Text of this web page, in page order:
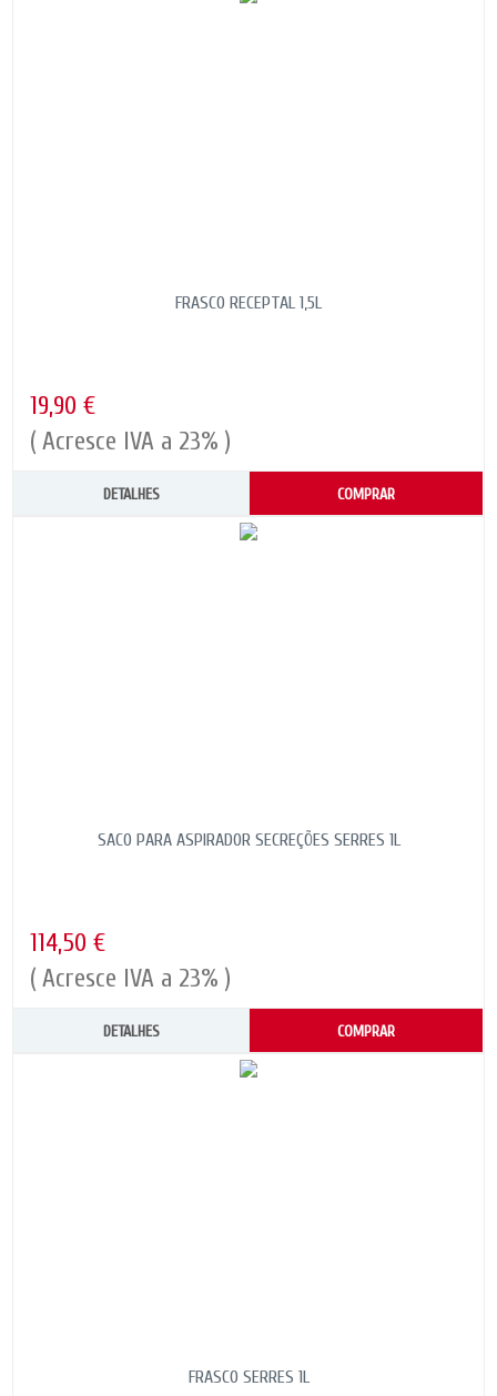
FRASCO RECEPTAL 1,5L
19,90 €
( Acresce IVA a 23% )
DETALHES COMPRAR
SACO PARA ASPIRADOR SECREÇÕES SERRES 1L
114,50 €
( Acresce IVA a 23% )
DETALHES COMPRAR
FRASCO SERRES 1L